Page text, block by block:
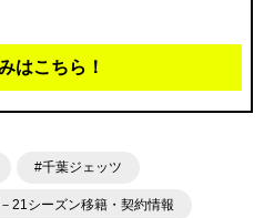
はこちら！
#千葉ジェッツ
21シーズン移籍・契約情報